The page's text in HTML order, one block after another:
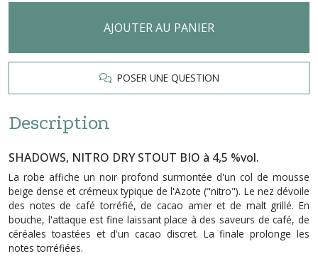
AJOUTER AU PANIER
POSER UNE QUESTION
Description
SHADOWS, NITRO DRY STOUT BIO à 4,5 %vol.
La robe affiche un noir profond surmontée d'un col de mousse
beige dense et crémeux typique de l'Azote ("nitro"). Le nez dévoile
des notes de café torréfié, de cacao amer et de malt grillé. En
bouche, l'attaque est fine laissant place à des saveurs de café, de
céréales toastées et d'un cacao discret. La finale prolonge les
notes torréfiées.